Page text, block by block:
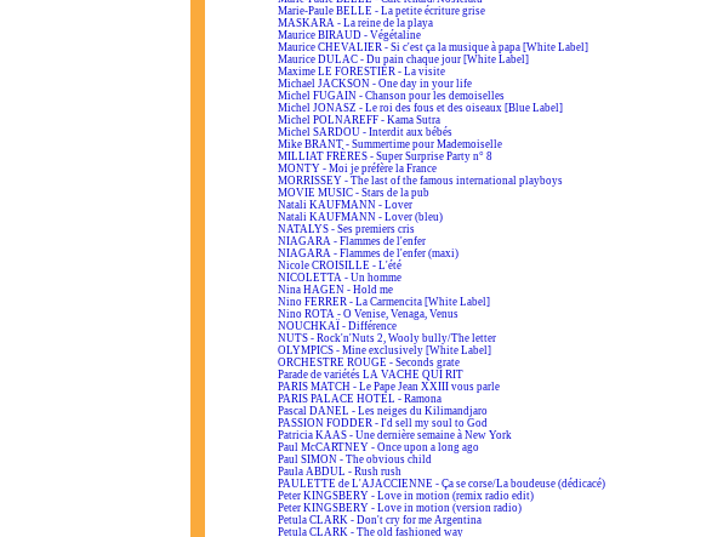
Marie-Paule BELLE - La petite écriture grise
MASKARA - La reine de la playa
Maurice BIRAUD - Végétaline
Maurice CHEVALIER - Si c'est ça la musique à papa [White Label]
Maurice DULAC - Du pain chaque jour [White Label]
Maxime LE FORESTIER - La visite
Michael JACKSON - One day in your life
Michel FUGAIN - Chanson pour les demoiselles
Michel JONASZ - Le roi des fous et des oiseaux [Blue Label]
Michel POLNAREFF - Kama Sutra
Michel SARDOU - Interdit aux bébés
Mike BRANT - Summertime pour Mademoiselle
MILLIAT FRÈRES - Super Surprise Party n° 8
MONTY - Moi je préfère la France
MORRISSEY - The last of the famous international playboys
MOVIE MUSIC - Stars de la pub
Natali KAUFMANN - Lover
Natali KAUFMANN - Lover (bleu)
NATALYS - Ses premiers cris
NIAGARA - Flammes de l'enfer
NIAGARA - Flammes de l'enfer (maxi)
Nicole CROISILLE - L'été
NICOLETTA - Un homme
Nina HAGEN - Hold me
Nino FERRER - La Carmencita [White Label]
Nino ROTA - O Venise, Venaga, Venus
NOUCHKAÏ - Différence
NUTS - Rock'n'Nuts 2, Wooly bully/The letter
OLYMPICS - Mine exclusively [White Label]
ORCHESTRE ROUGE - Seconds grate
Parade de variétés LA VACHE QUI RIT
PARIS MATCH - Le Pape Jean XXIII vous parle
PARIS PALACE HOTEL - Ramona
Pascal DANEL - Les neiges du Kilimandjaro
PASSION FODDER - I'd sell my soul to God
Patricia KAAS - Une dernière semaine à New York
Paul McCARTNEY - Once upon a long ago
Paul SIMON - The obvious child
Paula ABDUL - Rush rush
PAULETTE de L'AJACCIENNE - Ça se corse/La boudeuse (dédicacé)
Peter KINGSBERY - Love in motion (remix radio edit)
Peter KINGSBERY - Love in motion (version radio)
Petula CLARK - Don't cry for me Argentina
Petula CLARK - The old fashioned way